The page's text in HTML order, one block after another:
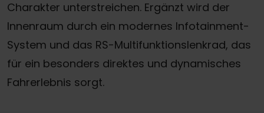
Charakter unterstreichen. Ergänzt wird der
Innenraum durch ein modernes Infotainment-
System und das RS-Multifunktionslenkrad, das
für ein besonders direktes und dynamisches
Fahrerlebnis sorgt.